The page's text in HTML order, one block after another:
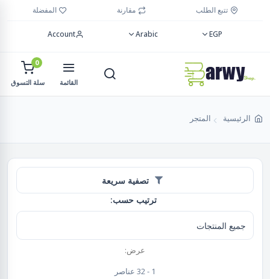
تتبع الطلب مقارنة المفضلة
EGP
Arabic
Account
القائمة
0
سلة التسوق
الرئيسية المتجر
تصفية سريعة
ترتيب حسب:
عرض:
1 - 32 عناصر